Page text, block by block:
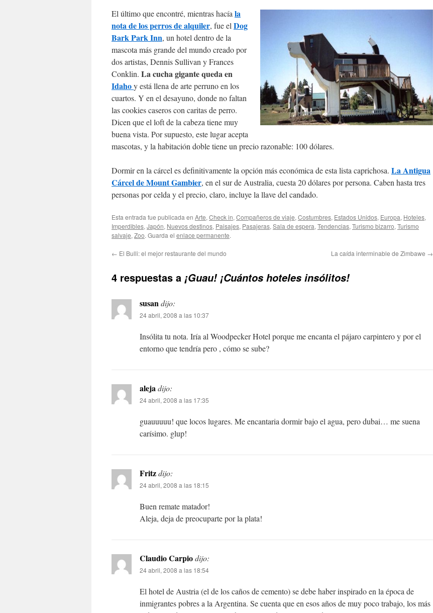
El último que encontré, mientras hacía la
nota de los perros de alquiler, fue el Dog
Bark Park Inn, un hotel dentro de la
mascota más grande del mundo creado por
dos artistas, Dennis Sullivan y Frances
Conklin. La cucha gigante queda en
Idahoy está llena de arte perruno en los
cuartos. Y en el desayuno, donde no faltan
las cookies caseros con caritas de perro.
Dicen que el loft de la cabeza tiene muy
buena vista. Por supuesto, este lugar acepta
mascotas, y la habitación doble tiene un precio razonable: 100 dólares.
Dormir en la cárcel es definitivamente la opción más económica de esta lista caprichosa. La Antigua
Cárcel de Mount Gambier, en el sur de Australia, cuesta 20 dólares por persona. Caben hasta tres
personas por celda y el precio, claro, incluye la llave del candado.
Esta entrada fue publicada en Arte, Check in, Compañeros de viaje, Costumbres, Estados Unidos, Europa, Hoteles,
Imperdibles, Japón, Nuevos destinos, Paisajes, Pasajeras, Sala de espera, Tendencias, Turismo bizarro, Turismo
salvaje, Zoo. Guarda el enlace permanente.
← El Bulli: el mejor restaurante del mundo La caída interminable de Zimbawe →
4 respuestas a ¡Guau! ¡Cuántos hoteles insólitos!
susandijo:
24 abril, 2008 a las 10:37
Insólita tu nota. Iría al Woodpecker Hotel porque me encanta el pájaro carpintero y por el
entorno que tendría pero , cómo se sube?
alejadijo:
24 abril, 2008 a las 17:35
guauuuuu! que locos lugares. Me encantaria dormir bajo el agua, pero dubai… me suena
carísimo. glup!
Fritzdijo:
24 abril, 2008 a las 18:15
Buen remate matador!
Aleja, deja de preocuparte por la plata!
Claudio Carpiodijo:
24 abril, 2008 a las 18:54
El hotel de Austria (el de los caños de cemento) se debe haber inspirado en la época de
inmigrantes pobres a la Argentina. Se cuenta que en esos años de muy poco trabajo, los más